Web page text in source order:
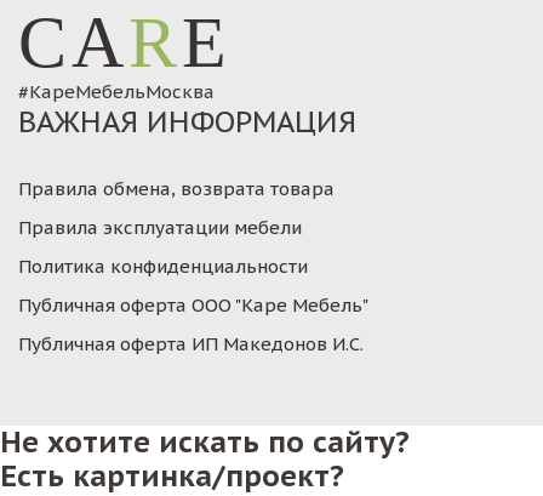
CARE
#КареМебельМосква
ВАЖНАЯ ИНФОРМАЦИЯ
Правила обмена, возврата товара
Правила эксплуатации мебели
Политика конфиденциальности
Публичная оферта ООО "Каре Мебель"
Публичная оферта ИП Македонов И.С.
Не хотите искать по сайту?
Есть картинка/проект?